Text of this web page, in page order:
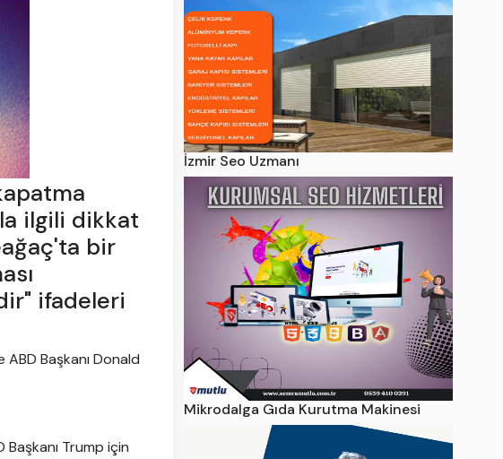
ilgili dikkat
bir
ifadeleri
Başkanı Donald
Trump için
İzmir Seo Uzmanı
Mikrodalga Gıda Kurutma Makinesi